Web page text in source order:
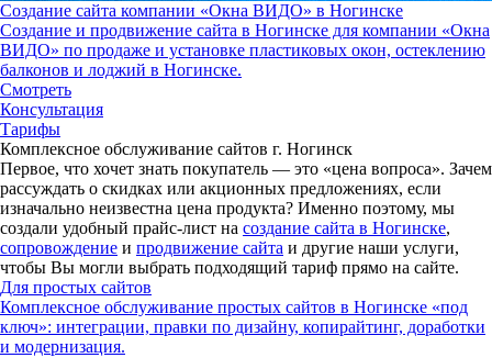
Создание сайта компании «Окна ВИДО» в Ногинске
Создание и продвижение сайта в Ногинске для компании «Окна
ВИДО» по продаже и установке пластиковых окон, остеклению
балконов и лоджий в Ногинске.
Смотреть
Консультация
Тарифы
Комплексное обслуживание сайтов г. Ногинск
Первое, что хочет знать покупатель — это «цена вопроса». Зачем
рассуждать о скидках или акционных предложениях, если
изначально неизвестна цена продукта? Именно поэтому, мы
создали удобный прайс-лист на создание сайта в Ногинске,
сопровождение и продвижение сайта и другие наши услуги,
чтобы Вы могли выбрать подходящий тариф прямо на сайте.
Для простых сайтов
Комплексное обслуживание простых сайтов в Ногинске «под
ключ»: интеграции, правки по дизайну, копирайтинг, доработки
и модернизация.